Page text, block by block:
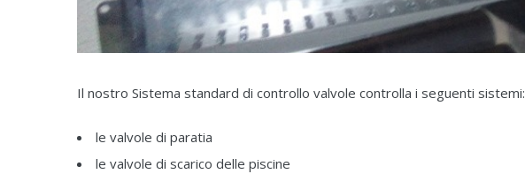
Il nostro Sistema standard di controllo valvole controlla i seguenti sistemi:
le valvole di paratia
le valvole di scarico delle piscine